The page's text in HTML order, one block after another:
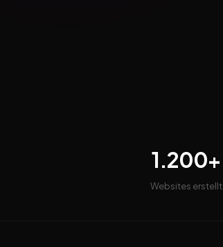
1.200+
Websites erstellt